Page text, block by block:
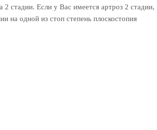
стадии. Если у Вас имеется артроз 2 стадии,
на одной из стоп степень плоскостопия